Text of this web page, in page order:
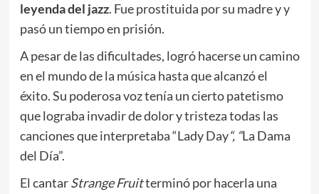
leyenda del jazz. Fue prostituida por su madre y y
pasó un tiempo en prisión.
A pesar de las dificultades, logró hacerse un camino
en el mundo de la música hasta que alcanzó el
éxito. Su poderosa voz tenía un cierto patetismo
que lograba invadir de dolor y tristeza todas las
canciones que interpretaba “Lady Day“, “La Dama
del Día”.
El cantarStrange Fruitterminó por hacerla una